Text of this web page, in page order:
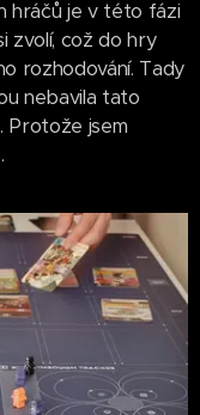
hráčů je v této fázi
zvolí, což do hry
rozhodování. Tady
nebavila tato
Protože jsem